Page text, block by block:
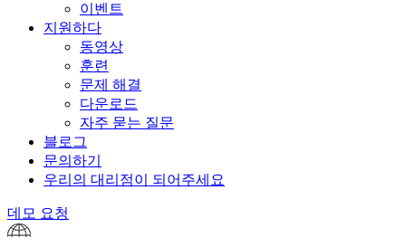
이벤트
지원하다
동영상
훈련
문제 해결
다운로드
자주 묻는 질문
블로그
문의하기
우리의 대리점이 되어주세요
데모 요청